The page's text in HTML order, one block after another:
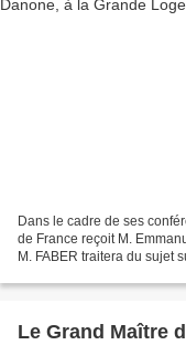
Dans le cadre de ses
de France reçoit M.
M. FABER traitera du sujet
Le Grand Maître